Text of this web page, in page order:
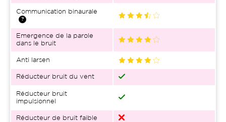
Communication binaurale
Emergence de la parole
dans le bruit
Anti larsen
Réducteur bruit du vent
Réducteur bruit
impulsionnel
Réducteur de bruit faible